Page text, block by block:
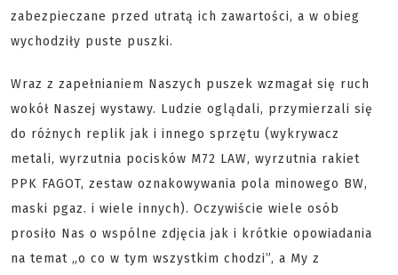
zabezpieczane przed utratą ich zawartości, a w obieg
wychodziły puste puszki.
Wraz z zapełnianiem Naszych puszek wzmagał się ruch
wokół Naszej wystawy. Ludzie oglądali, przymierzali się
do różnych replik jak i innego sprzętu (wykrywacz
metali, wyrzutnia pocisków M72 LAW, wyrzutnia rakiet
PPK FAGOT, zestaw oznakowywania pola minowego BW,
maski pgaz. i wiele innych). Oczywiście wiele osób
prosiło Nas o wspólne zdjęcia jak i krótkie opowiadania
na temat „o co w tym wszystkim chodzi”, a My z